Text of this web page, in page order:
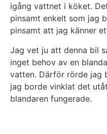
igång vattnet i köket.
pinsamt enkelt som jag
pinsamt att jag känner
Jag vet ju att denna bil
inget behov av en
vatten. Därför rörde jag
jag borde vinklat det
blandaren fungerade.